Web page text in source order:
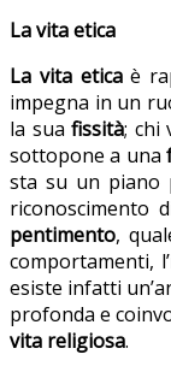
La vita etica
La vita eticaè
impegna in un
la suafissità; chi
sottopone a una
sta su un piano
riconoscimento
pentimento,
comportamenti,
esiste infatti
profonda e
vita religiosa.